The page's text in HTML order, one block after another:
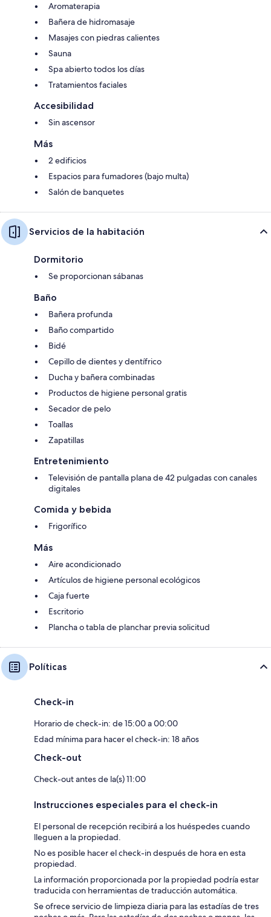
Aromaterapia
Bañera de hidromasaje
Masajes con piedras calientes
Sauna
Spa abierto todos los días
Tratamientos faciales
Accesibilidad
Sin ascensor
Más
2 edificios
Espacios para fumadores (bajo multa)
Salón de banquetes
Servicios de la habitación
Dormitorio
Se proporcionan sábanas
Baño
Bañera profunda
Baño compartido
Bidé
Cepillo de dientes y dentífrico
Ducha y bañera combinadas
Productos de higiene personal gratis
Secador de pelo
Toallas
Zapatillas
Entretenimiento
Televisión de pantalla plana de 42 pulgadas con canales
digitales
Comida y bebida
Frigorífico
Más
Aire acondicionado
Artículos de higiene personal ecológicos
Caja fuerte
Escritorio
Plancha o tabla de planchar previa solicitud
Políticas
Check-in
Horario de check-in: de 15:00 a 00:00
Edad mínima para hacer el check-in: 18 años
Check-out
Check-out antes de la(s) 11:00
Instrucciones especiales para el check-in
El personal de recepción recibirá a los huéspedes cuando
lleguen a la propiedad.
No es posible hacer el check-in después de hora en esta
propiedad.
La información proporcionada por la propiedad podría estar
traducida con herramientas de traducción automática.
Se ofrece servicio de limpieza diaria para las estadías de tres